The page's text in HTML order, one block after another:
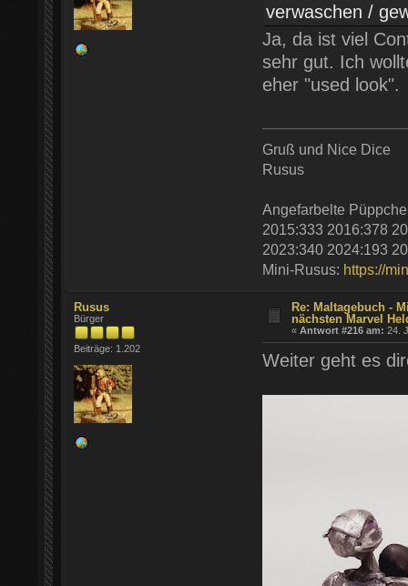
verwaschen /
Ja, da ist viel
sehr gut. Ich
eher "used look".
Gruß und Nice Dice
Rusus
Angefarbelte
2015:333 2016:378
2023:340 2024:193
Mini-Rusus: https://
Rusus
Bürger
Beiträge: 1.202
Re: Maltagebuch -
nächsten Marvel
«Antwort #216 am: 24.
Weiter geht es